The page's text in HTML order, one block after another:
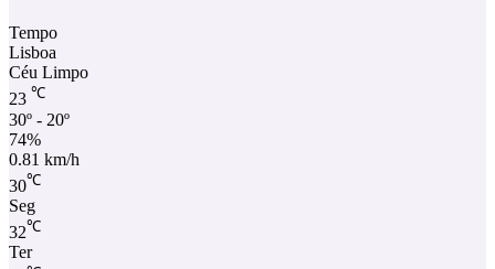
Tempo
Lisboa
Céu Limpo
23 ℃
30º - 20º
74%
0.81 km/h
30℃
Seg
32℃
Ter